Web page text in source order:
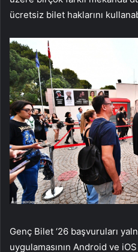
ücretsiz bilet haklarını
Genç Bilet ‘26 başvuruları
uygulamasının Android ve